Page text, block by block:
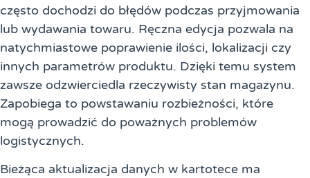
często dochodzi do błędów podczas przyjmowania
lub wydawania towaru. Ręczna edycja pozwala na
natychmiastowe poprawienie ilości, lokalizacji czy
innych parametrów produktu. Dzięki temu system
zawsze odzwierciedla rzeczywisty stan magazynu.
Zapobiega to powstawaniu rozbieżności, które
mogą prowadzić do poważnych problemów
logistycznych.
Bieżąca aktualizacja danych w kartotece ma